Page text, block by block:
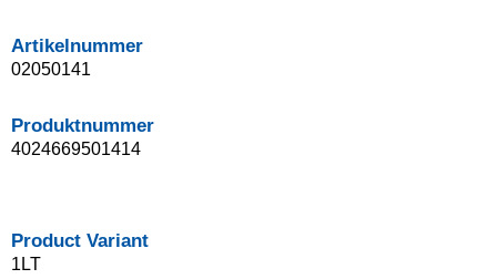
Artikelnummer
02050141
Produktnummer
4024669501414
Product Variant
1LT